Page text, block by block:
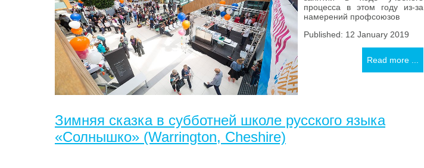
процесса в этом году из-за
намерений профсоюзов
Published: 12 January 2019
Read more ...
Зимняя сказка в субботней школе русского языка
«Солнышко» (Warrington, Cheshire)